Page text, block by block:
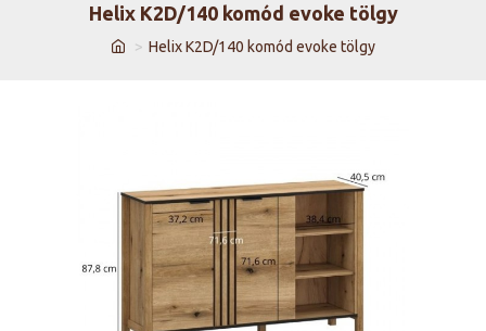
Helix K2D/140 komód evoke tölgy
Helix K2D/140 komód evoke tölgy